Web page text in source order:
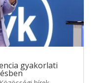
gyakorlati